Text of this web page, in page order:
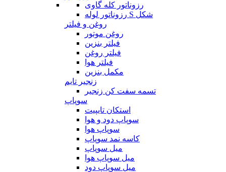
رزوناتور کله گاوی
رزوناتور لوله S شکل
روغن و فیلتر
روغن موتور
فیلتر بنزین
فیلتر روغن
فیلتر هوا
مکمل بنزین
زنجیر تایم
تسمه سفت کن زنجیر
سوپاپ
استکان تایپیت
سوپاپ دود و هوا
سوپاپ هوا
کاسه نمد سوپاپ
میل سوپاپ
میل سوپاپ هوا
میل سوپاپ دود